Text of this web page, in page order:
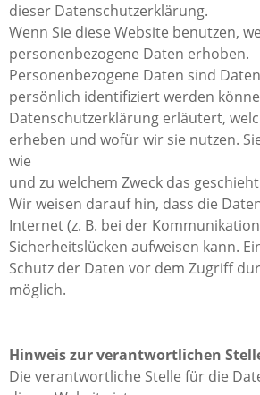
dieser Datenschutzerklärung.
Wenn Sie diese Website benutzen,
personenbezogene Daten erhoben.
Personenbezogene Daten sind
persönlich identifiziert werden
Datenschutzerklärung erläutert,
erheben und wofür wir sie nutzen.
wie
und zu welchem Zweck das
Wir weisen darauf hin, dass die
Internet (z. B. bei der
Sicherheitslücken aufweisen kann.
Schutz der Daten vor dem Zugriff
möglich.
Hinweis zur verantwortlichen
Die verantwortliche Stelle für die